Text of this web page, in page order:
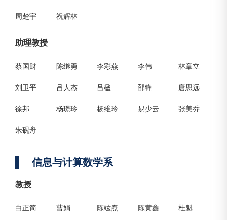
周楚宇 祝辉林
助理教授
蔡国财 陈继勇 李彩燕 李伟 林章立
刘卫平 吕人杰 吕楹 邵锋 唐思远
徐邦 杨璟玲 杨维玲 易少云 张美乔
朱砚舟
信息与计算数学系
教授
白正简 曹娟 陈竑焘 陈黄鑫 杜魁